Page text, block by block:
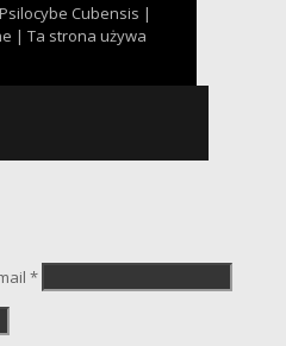
Cubensis |
| Ta strona używa
*